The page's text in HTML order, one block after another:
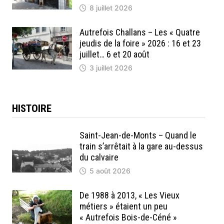
8 juillet 2026
Autrefois Challans – Les « Quatre
jeudis de la foire » 2026 : 16 et 23
juillet… 6 et 20 août
3 juillet 2026
HISTOIRE
Saint-Jean-de-Monts – Quand le
train s’arrêtait à la gare au-dessus
du calvaire
5 août 2026
De 1988 à 2013, « Les Vieux
métiers » étaient un peu
« Autrefois Bois-de-Céné »